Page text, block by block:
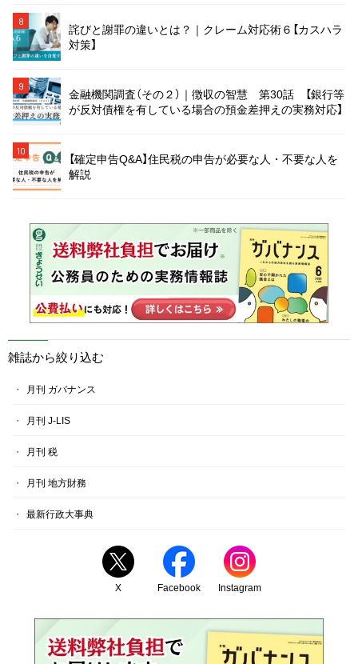
8
詫びと謝罪の違いとは？｜クレーム対応術６【カスハラ
対策】
9
金融機関調査（その２）｜徴収の智慧 第30話 【銀行等
が反対債権を有している場合の預金差押えの実務対応】
10
【確定申告Q&A】住民税の申告が必要な人・不要な人を
解説
雑誌から絞り込む
月刊 ガバナンス
月刊 J-LIS
月刊 税
月刊 地方財務
最新行政大事典
X Facebook Instagram